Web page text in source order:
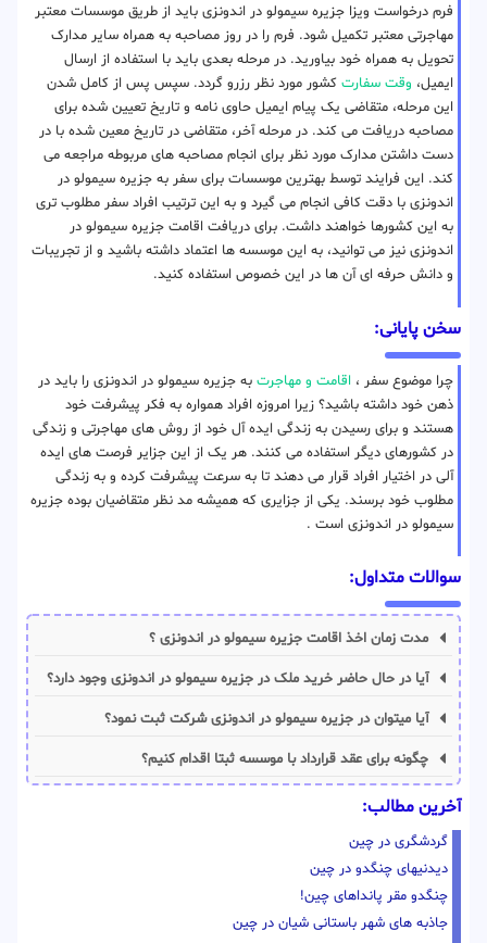
فرم درخواست ویزا جزیره سیمولو در اندونزی باید از طریق موسسات معتبر
مهاجرتی معتبر تکمیل شود. فرم را در روز مصاحبه به همراه سایر مدارک
تحویل به همراه خود بیاورید. در مرحله بعدی باید با استفاده از ارسال
ایمیل، وقت سفارت کشور مورد نظر رزرو گردد. سپس پس از کامل شدن
این مرحله، متقاضی یک پیام ایمیل حاوی نامه و تاریخ تعیین شده برای
مصاحبه دریافت می کند. در مرحله آخر، متقاضی در تاریخ معین شده با در
دست داشتن مدارک مورد نظر برای انجام مصاحبه های مربوطه مراجعه می
کند. این فرایند توسط بهترین موسسات برای سفر به جزیره سیمولو در
اندونزی با دقت کافی انجام می گیرد و به این ترتیب افراد سفر مطلوب تری
به این کشورها خواهند داشت. برای دریافت اقامت جزیره سیمولو در
اندونزی نیز می توانید، به این موسسه ها اعتماد داشته باشید و از تجریبات
و دانش حرفه ای آن ها در این خصوص استفاده کنید.
سخن پایانی:
چرا موضوع سفر ، اقامت و مهاجرت به جزیره سیمولو در اندونزی را باید در
ذهن خود داشته باشید؟ زیرا امروزه افراد همواره به فکر پیشرفت خود
هستند و برای رسیدن به زندگی ایده آل خود از روش های مهاجرتی و زندگی
در کشورهای دیگر استفاده می کنند. هر یک از این جزایر فرصت های ایده
آلی در اختیار افراد قرار می دهند تا به سرعت پیشرفت کرده و به زندگی
مطلوب خود برسند. یکی از جزایری که همیشه مد نظر متقاضیان بوده جزیره
سیمولو در اندونزی است .
سوالات متداول:
مدت زمان اخذ اقامت جزیره سیمولو در اندونزی ؟
آیا در حال حاضر خرید ملک در جزیره سیمولو در اندونزی وجود دارد؟
آیا میتوان در جزیره سیمولو در اندونزی شرکت ثبت نمود؟
چگونه برای عقد قرارداد با موسسه ثبتا اقدام کنیم؟
آخرین مطالب:
گردشگری در چین
دیدنیهای چنگدو در چین
چنگدو مقر پانداهای چین!
جاذبه های شهر باستانی شیان در چین